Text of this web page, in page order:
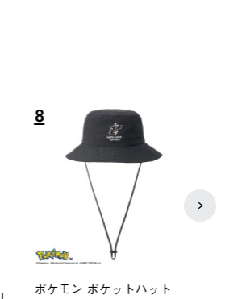
8
ポケモン ポケットハット